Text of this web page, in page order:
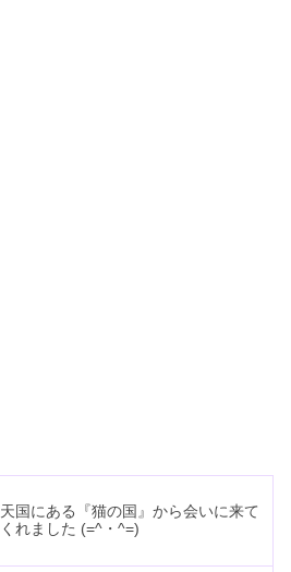
天国にある『猫の国』から会いに来て
くれました (=^・^=)